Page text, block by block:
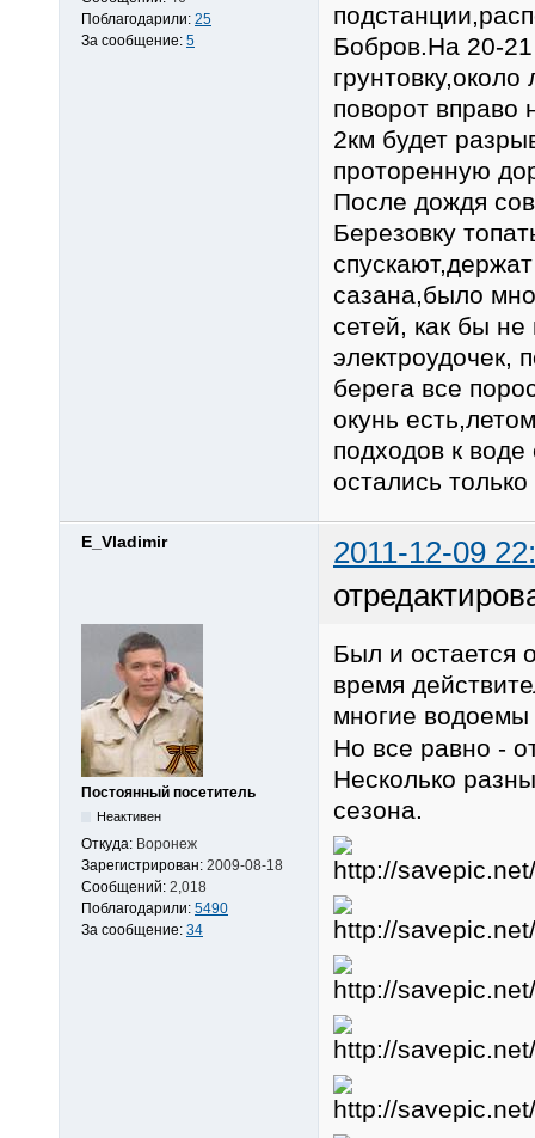
Поблагодарили: 25
За сообщение: 5
Бобров.На 20-21
поворот вправо
2км будет
проторенную
После дождя
Березовку
сазана,было
сетей, как бы не
электроудочек,
берега все
окунь
подходов к
остались
E_Vladimir
2011-12-09
Постоянный посетитель
Неактивен
Откуда: Воронеж
Зарегистрирован: 2009-08-18
Сообщений: 2,018
Поблагодарили: 5490
За сообщение: 34
Был и остается
время
многие водоемы
Но все равно -
Несколько
сезона.